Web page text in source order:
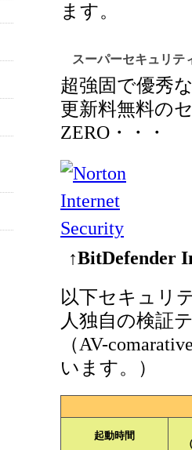
ます。
スーパーセキュリテ
超強固で優秀
更新料無料の
ZERO・・・
↑BitDefender
以下セキュリ
人独自の検証
（AV-
います。）
起動時間